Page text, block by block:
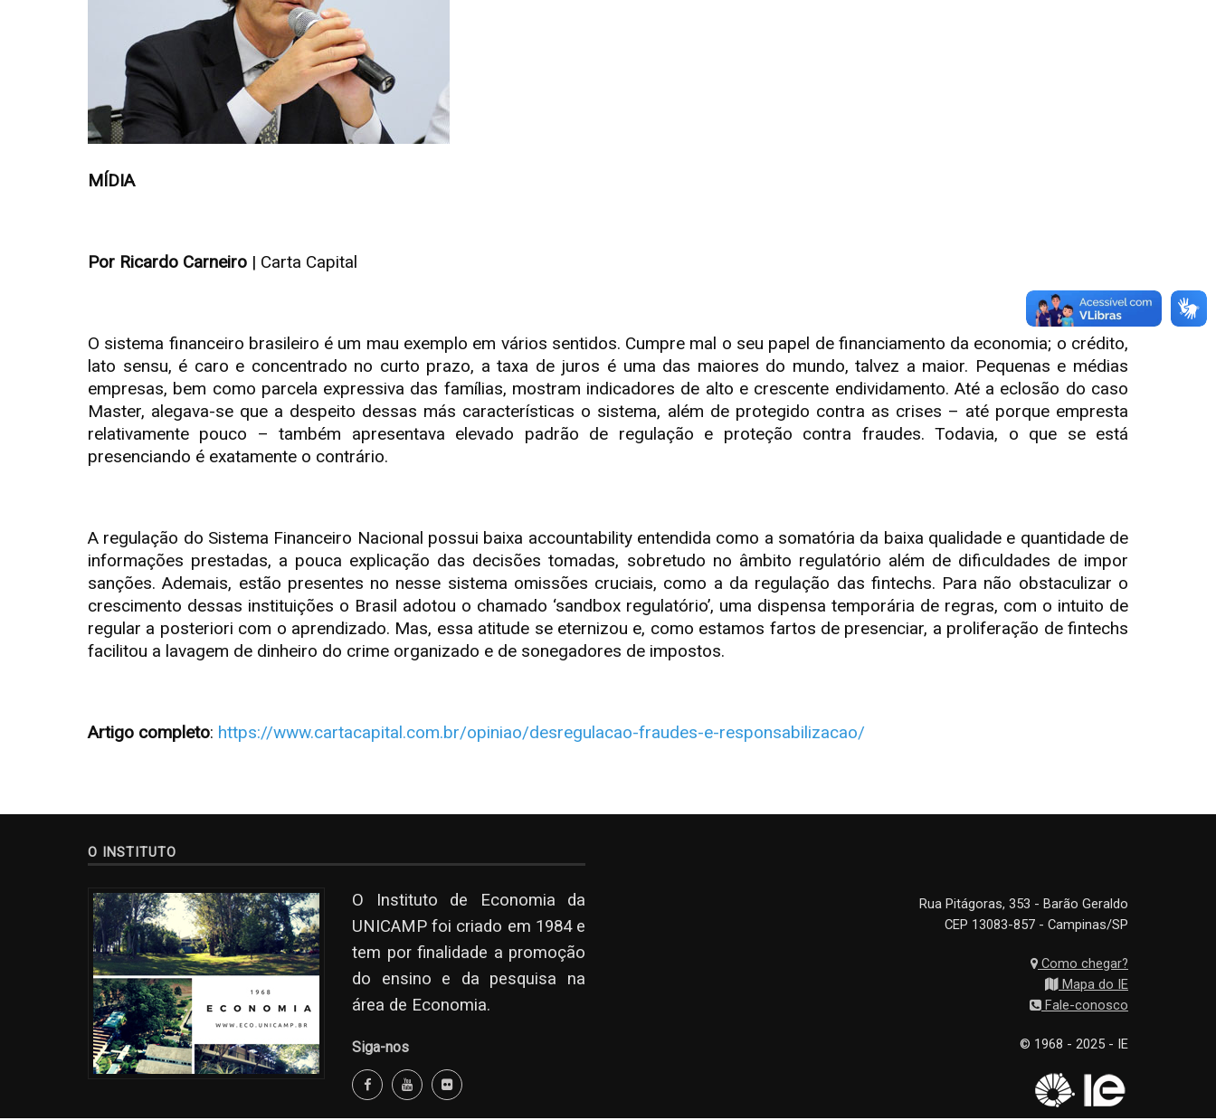
MÍDIA
Por Ricardo Carneiro | Carta Capital
O sistema financeiro brasileiro é um mau exemplo em vários sentidos. Cumpre mal o seu papel de financiamento da economia; o crédito,
lato sensu, é caro e concentrado no curto prazo, a taxa de juros é uma das maiores do mundo, talvez a maior. Pequenas e médias
empresas, bem como parcela expressiva das famílias, mostram indicadores de alto e crescente endividamento. Até a eclosão do caso
Master, alegava-se que a despeito dessas más características o sistema, além de protegido contra as crises – até porque empresta
relativamente pouco – também apresentava elevado padrão de regulação e proteção contra fraudes. Todavia, o que se está
presenciando é exatamente o contrário.
A regulação do Sistema Financeiro Nacional possui baixa accountability entendida como a somatória da baixa qualidade e quantidade de
informações prestadas, a pouca explicação das decisões tomadas, sobretudo no âmbito regulatório além de dificuldades de impor
sanções. Ademais, estão presentes no nesse sistema omissões cruciais, como a da regulação das fintechs. Para não obstaculizar o
crescimento dessas instituições o Brasil adotou o chamado ‘sandbox regulatório’, uma dispensa temporária de regras, com o intuito de
regular a posteriori com o aprendizado. Mas, essa atitude se eternizou e, como estamos fartos de presenciar, a proliferação de fintechs
facilitou a lavagem de dinheiro do crime organizado e de sonegadores de impostos.
Artigo completo: https://www.cartacapital.com.br/opiniao/desregulacao-fraudes-e-responsabilizacao/
O INSTITUTO
O Instituto de Economia da
UNICAMP foi criado em 1984 e
tem por finalidade a promoção
do ensino e da pesquisa na
área de Economia.
Siga-nos
Rua Pitágoras, 353 - Barão Geraldo
CEP 13083-857 - Campinas/SP
Como chegar?
Mapa do IE
Fale-conosco
© 1968 - 2025 - IE